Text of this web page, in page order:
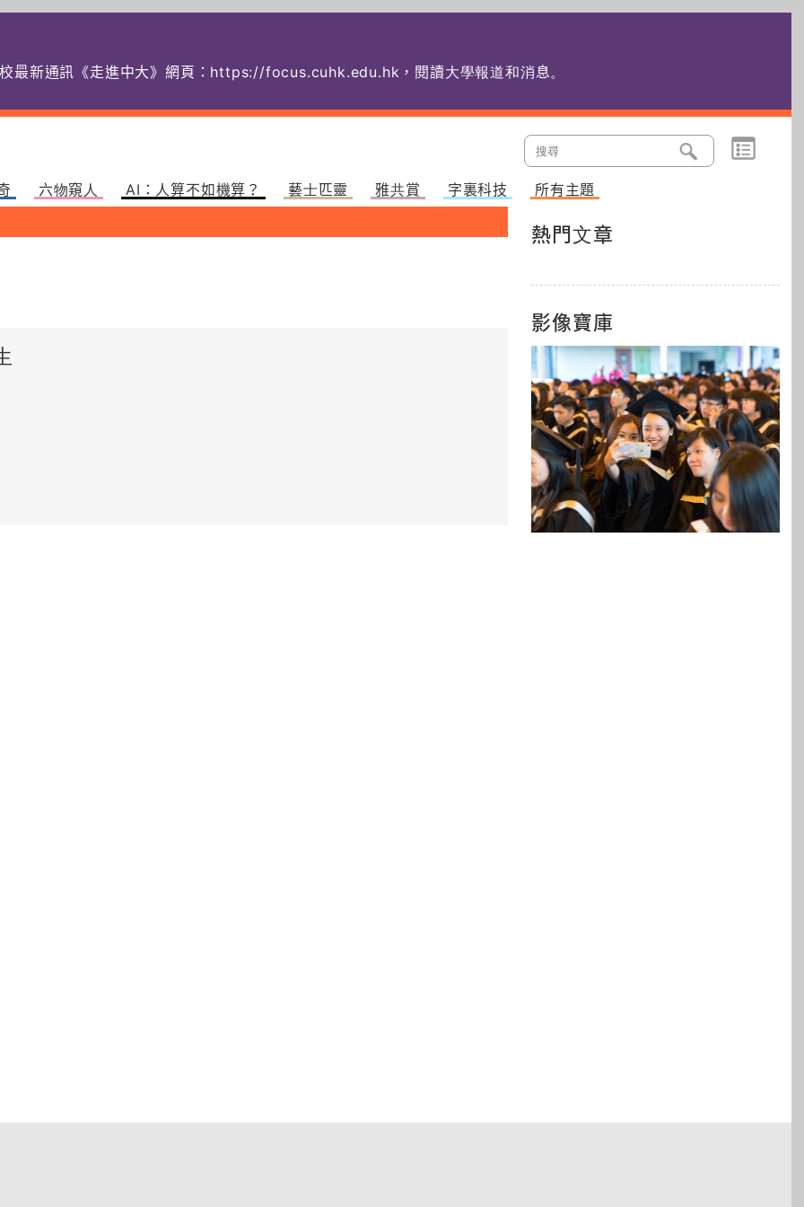
最新通訊《走進中大》網頁： https://focus.cuhk.edu.hk，閱讀大學報道和消息。
六物窺人 AI：人算不如機算？ 藝士匹靈 雅共賞 字裏科技 所有主題
熱門文章
影像寶庫